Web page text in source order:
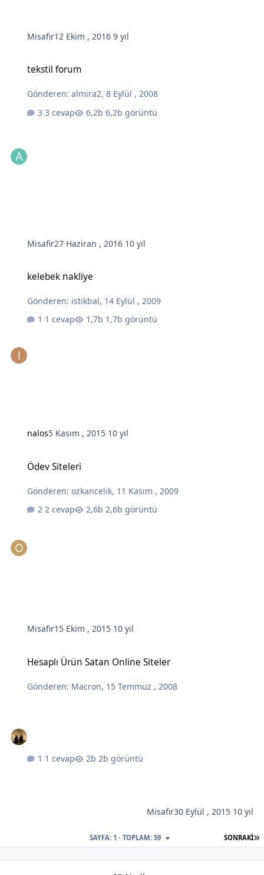
Misafir12 Ekim , 20169 yıl
tekstil forum
Gönderen:almira2,8 Eylül , 2008
3 cevap
6,2b görüntü
Misafir27 Haziran , 2016 10 yıl
kelebek nakliye
Gönderen: istikbal, 14 Eylül , 2009
1 cevap
1,7b görüntü
nalos5 Kasım , 2015 10 yıl
Ödev Siteleri
Gönderen:ozkancelik, 11 Kasım , 2009
2 cevap
2,6b görüntü
Misafir15 Ekim , 2015 10 yıl
Hesaplı Ürün Satan Online Siteler
Gönderen: Macron, 15 Temmuz , 2008
1 cevap 2b görüntü
Misafir30 Eylül , 2015 10 yıl
SONRAKI
SAYFA: 1 - TOPLAM: 59